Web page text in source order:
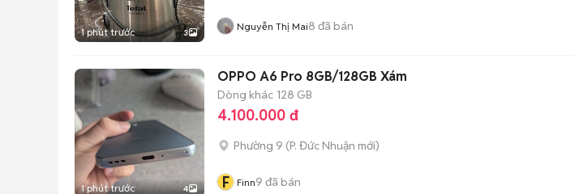
1 phút trước 3 Nguyễn Thị Mai8 đã bán
1 phút trước 4
OPPO A6 Pro 8GB/128GB Xám
Dòng khác 128 GB
4.100.000 đ
Phường 9 (P. Đức Nhuận mới)
F Finn9 đã bán